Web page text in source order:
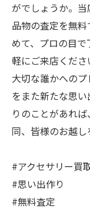
がでしょうか。
品物の査定を無
めて、プロの目
軽にご来店くださ
大切な誰かへの
をまた新たな思
りのことがあれ
同、皆様のお越し
#アクセサリー買
#思い出作り
#無料査定